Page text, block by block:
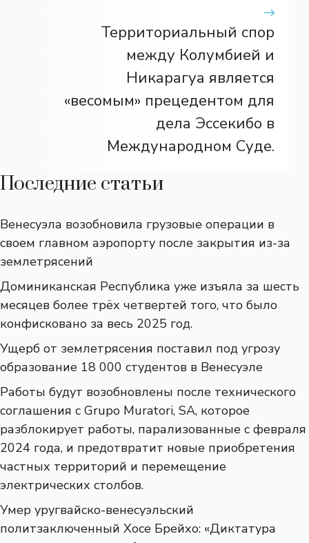
Территориальный спор
между Колумбией и
Никарагуа является
«весомым» прецедентом для
дела Эссекибо в
Международном Суде.
Последние статьи
Венесуэла возобновила грузовые операции в
своем главном аэропорту после закрытия из-за
землетрясений
Доминиканская Республика уже изъяла за шесть
месяцев более трёх четвертей того, что было
конфисковано за весь 2025 год.
Ущерб от землетрясения поставил под угрозу
образование 18 000 студентов в Венесуэле
Работы будут возобновлены после технического
соглашения с Grupo Muratori, SA, которое
разблокирует работы, парализованные с февраля
2024 года, и предотвратит новые приобретения
частных территорий и перемещение
электрических столбов.
Умер уругвайско-венесуэльский
политзаключенный Хосе Брейхо: «Диктатура